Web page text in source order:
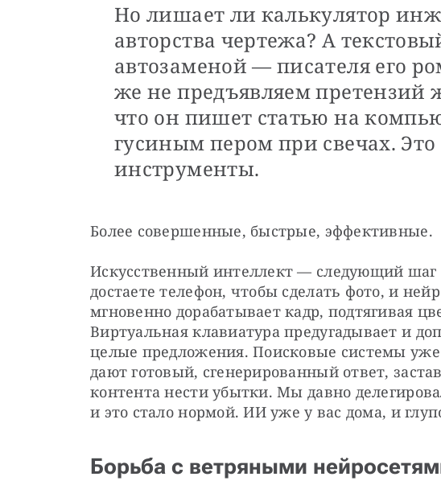
Но лишает ли калькулятор
авторства чертежа? А
автозаменой — писателя его
же не предъявляем претензий
что он пишет статью на
гусиным пером при свечах.
инструменты.
Более совершенные, быстрые, эффективные.
Искусственный интеллект — следующий
достаете телефон, чтобы сделать фото, и
мгновенно дорабатывает кадр, подтягивая
Виртуальная клавиатура предугадывает и
целые предложения. Поисковые системы
дают готовый, сгенерированный ответ,
контента нести убытки. Мы давно
и это стало нормой. ИИ уже у вас дома, и
Борьба с ветряными